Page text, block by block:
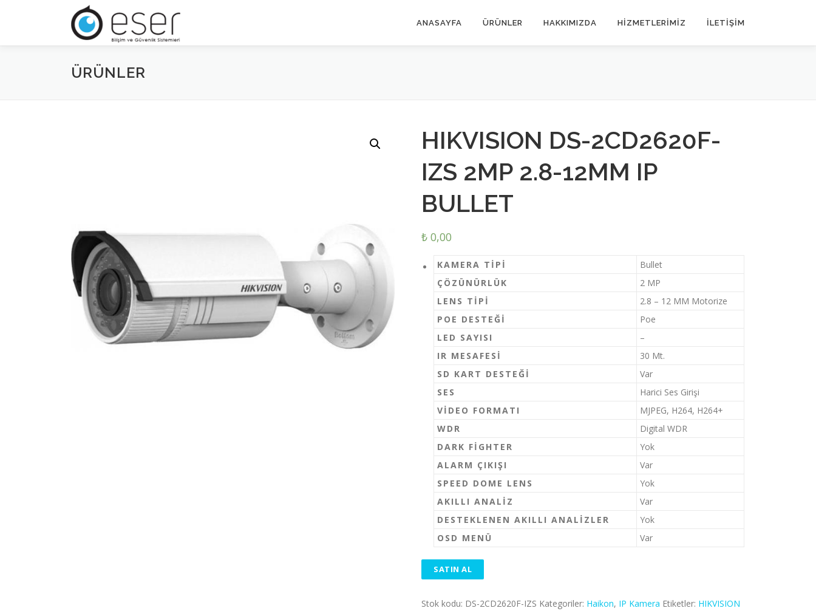
ANASAYFA ÜRÜNLER HAKKIMIZDA HIZMETLERIMIZ İLETIŞIM
ÜRÜNLER
HIKVISION DS-2CD2620F-
IZS 2MP 2.8-12MM IP
BULLET
₺ 0,00
KAMERA TIPI
Bullet
ÇÖZÜNÜRLÜK
2 MP
LENS TIPI
2.8 – 12 MM Motorize
POE DESTEĞI
Poe
LED SAYISI
–
IR MESAFESI
30 Mt.
SD KART DESTEĞI
Var
SES
Harici Ses Girişi
VIDEO FORMATI
MJPEG, H264, H264+
WDR
Digital WDR
DARK FIGHTER
Yok
ALARM ÇIKIŞI
Var
SPEED DOME LENS
Yok
AKILLI ANALIZ
Var
DESTEKLENEN AKILLI ANALIZLER
Yok
OSD MENÜ
Var
SATIN AL
Stok kodu: DS-2CD2620F-IZS Kategoriler: Haikon, IP Kamera Etiketler: HIKVISION